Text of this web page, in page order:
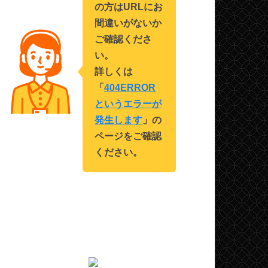
の方はURLにお
間違いがないか
ご確認くださ
い。
詳しくは
「 404ERROR
というエラーが
発生します 」の
ページをご確認
ください。